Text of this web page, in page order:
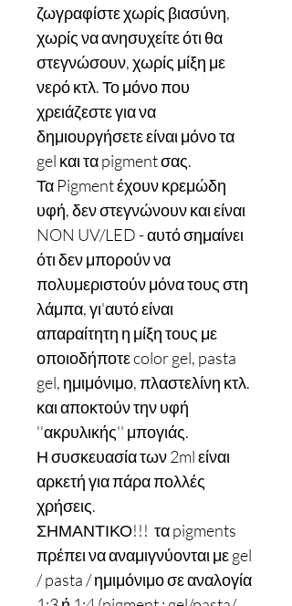
ζωγραφίστε χωρίς βιασύνη,
χωρίς να ανησυχείτε ότι θα
στεγνώσουν, χωρίς μίξη με
νερό κτλ. Το μόνο που
χρειάζεστε για να
δημιουργήσετε είναι μόνο τα
gel και τα pigment σας.
Τα Pigment έχουν κρεμώδη
υφή, δεν στεγνώνουν και είναι
NON UV/LED - αυτό σημαίνει
ότι δεν μπορούν να
πολυμεριστούν μόνα τους στη
λάμπα, γι'αυτό είναι
απαραίτητη η μίξη τους με
οποιοδήποτε color gel, pasta
gel, ημιμόνιμο, πλαστελίνη κτλ.
και αποκτούν την υφή
''ακρυλικής'' μπογιάς.
Η συσκευασία των 2ml είναι
αρκετή για πάρα πολλές
χρήσεις.
ΣΗΜΑΝΤΙΚΟ!!! τα pigments
πρέπει να αναμιγνύονται με gel
/ pasta / ημιμόνιμο σε αναλογία